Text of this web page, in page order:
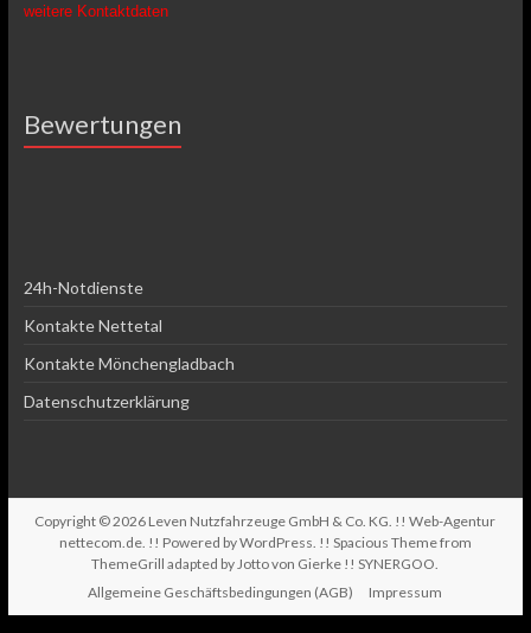
weitere Kontaktdaten
Bewertungen
24h-Notdienste
Kontakte Nettetal
Kontakte Mönchengladbach
Datenschutzerklärung
Copyright © 2026 Leven Nutzfahrzeuge GmbH & Co. KG . !! Web-Agentur
nettecom.de. !! Powered byWordPress . !! Spacious Theme from
ThemeGrill adapted by Jotto von Gierke !!SYNERGOO
Allgemeine Geschäftsbedingungen (AGB)
Impressum